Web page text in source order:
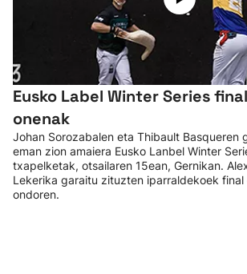
Eusko Label Winter Series
onenak
Johan Sorozabalen eta Thibault Basqueren
eman zion amaiera Eusko Lanbel Winter
txapelketak, otsailaren 15ean, Gernikan.
Lekerika garaitu zituzten iparraldekoek
ondoren.